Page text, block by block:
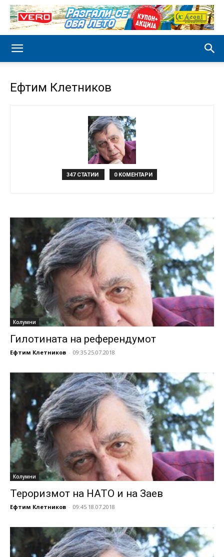
Ефтим Клетников
347 СТАТИИ 0 КОМЕНТАРИ
Колумни
Гилотината на референдумот
Ефтим Клетников - 09:35 25.07.2018
Колумни
Тероризмот на НАТО и на Заев
Ефтим Клетников - 09:45 18.07.2018